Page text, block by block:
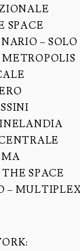
SPACE
– SOLO
SPACE
–